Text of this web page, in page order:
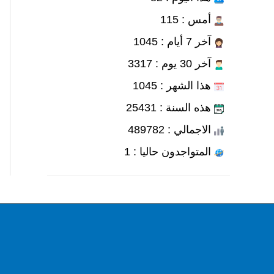
أمس : 115
آخر 7 أيام : 1045
آخر 30 يوم : 3317
هذا الشهر : 1045
هذه السنة : 25431
الاجمالي : 489782
المتواجدون حاليا : 1